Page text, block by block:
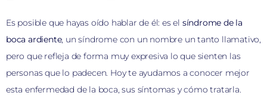
Es posible que hayas oído hablar de él: es el síndrome de la
boca ardiente, un síndrome con un nombre un tanto llamativo,
pero que refleja de forma muy expresiva lo que sienten las
personas que lo padecen. Hoy te ayudamos a conocer mejor
esta enfermedad de la boca, sus síntomas y cómo tratarla.